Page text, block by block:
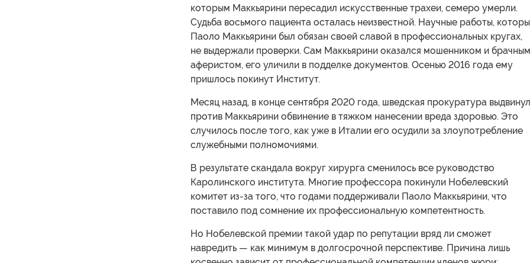
которым Маккьярини пересадил искусственные трахеи, семеро умерли.
Судьба восьмого пациента осталась неизвестной. Научные работы,
Паоло Маккьярини был обязан своей славой в профессиональных кругах,
не выдержали проверки. Сам Маккьярини оказался мошенником и брачным
аферистом, его уличили в подделке документов. Осенью 2016 года ему
пришлось покинут Институт.
Месяц назад, в конце сентября 2020 года, шведская прокуратура
против Маккьярини обвинение в тяжком нанесении вреда здоровью. Это
случилось после того, как уже в Италии его осудили за злоупотребление
служебными полномочиями.
В результате скандала вокруг хирурга сменилось все руководство
Каролинского института. Многие профессора покинули Нобелевский
комитет из-за того, что годами поддерживали Паоло Маккьярини, что
поставило под сомнение их профессиональную компетентность.
Но Нобелевской премии такой удар по репутации вряд ли сможет
навредить — как минимум в долгосрочной перспективе. Причина лишь